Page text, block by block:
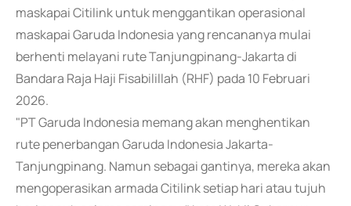
maskapai Citilink untuk menggantikan operasional
maskapai Garuda Indonesia yang rencananya mulai
berhenti melayani rute Tanjungpinang-Jakarta di
Bandara Raja Haji Fisabilillah (RHF) pada 10 Februari
2026.
"PT Garuda Indonesia memang akan menghentikan
rute penerbangan Garuda Indonesia Jakarta-
Tanjungpinang. Namun sebagai gantinya, mereka akan
mengoperasikan armada Citilink setiap hari atau tujuh